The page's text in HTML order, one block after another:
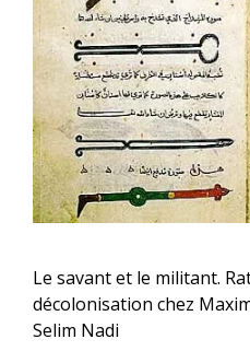
Le savant et le militant.
décolonisation chez
Selim Nadi